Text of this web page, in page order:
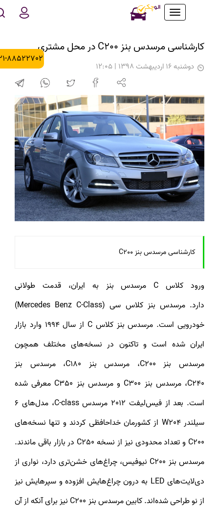
Toggle
021-88522702
کارشناسی مرسدس بنز C200 در محل مشتری
دوشنبه 16 اردیبهشت 1398 | 12:05
کارشناسی مرسدس بنز C200
ورود کلاس C مرسدس بنز به ایران، قدمت طولانی
دارد. مرسدس بنز کلاس سی (Mercedes Benz C-Class)
خودرویی است. مرسدس بنز کلاس C از سال 1994 وارد بازار
ایران شده است و تاکنون در نسخه‌های مختلف همچون
مرسدس بنز C200، مرسدس بنز C180، مرسدس بنز
C240، مرسدس بنز C300 و مرسدس بنز C350 معرفی شده
است. بعد از فیس‌لیفت 2012 مرسدس C-class، مدل‌های 6
سیلندر W204 از کشورمان خداحافظی کردند و تنها نسخه‌های
C200 و تعداد محدودی نیز از نسخه C250 در بازار باقی ماندند.
مرسدس بنز C200 نیوفیس، چراغ‌های خشن‌تری دارد، نواری از
دی‌لایت‌های LED به درون چراغ‌هایش افزوده و سپرهایش نیز
از نو طراحی شده‌اند. کابین مرسدس بنز C200 نیز برای آنکه از آن